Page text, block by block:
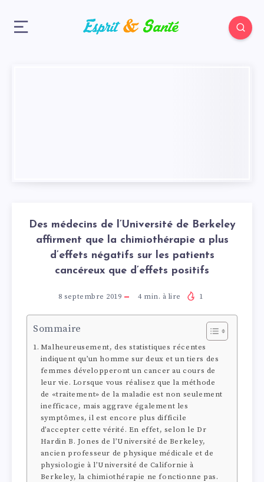
Des médecins de l’Université de Berkeley
affirment que la chimiothérapie a plus
d’effets négatifs sur les patients
cancéreux que d’effets positifs
8 septembre 2019 4min. à lire 1
Sommaire
Malheureusement, des statistiques récentes
indiquent qu’un homme sur deux et un tiers des
femmes développeront un cancer au cours de
leur vie. Lorsque vous réalisez que la méthode
de «traitement» de la maladie est non seulement
inefficace, mais aggrave également les
symptômes, il est encore plus difficile
d’accepter cette vérité. En effet, selon le Dr
Hardin B. Jones de l’Université de Berkeley,
ancien professeur de physique médicale et de
physiologie à l’Université de Californie à
Berkeley, la chimiothérapie ne fonctionne pas.